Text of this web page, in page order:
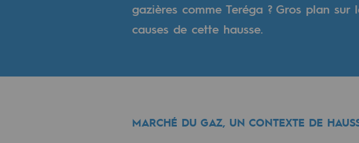
Publications institutionnelles
Les énergies d'avenir
gazières comme Teréga ? Gros plan
causes de cette hausse.
MARCHÉ DU GAZ, UN CONTEXTE DE